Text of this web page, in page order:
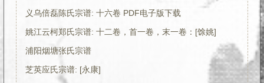
义乌倍磊陈氏宗谱: 十六卷 PDF电子版下载
姚江云柯郑氏宗谱: 十二卷，首一卷，末一卷：[馀姚]
浦阳烟塘张氏宗谱
芝英应氏宗谱: [永康]